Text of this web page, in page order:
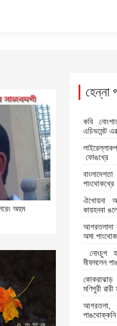
অহুম
হেন্না
কবি
এচিভমেন্ট
ফোঙখ্রে
পাংথোকখ্রে
ঐখোয়না
কায়হনবা
আগরতলাদা
অমা
নোংচুপ
মীফমলেন
কোকরাঝাড়
মণিপুরী ৱারী
আগরতলা,
পাঙথোক্কনি